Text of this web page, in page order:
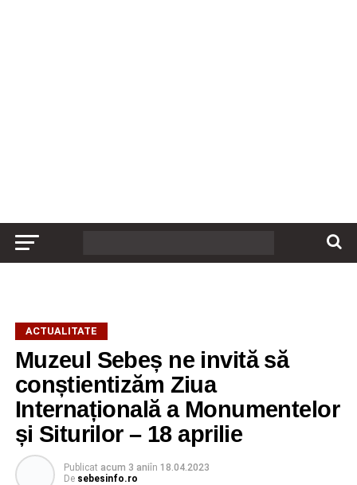
ACTUALITATE
Muzeul Sebeș ne invită să
conștientizăm Ziua
Internațională a Monumentelor
și Siturilor – 18 aprilie
Publicat acum 3 aniîn 18.04.2023
De sebesinfo.ro